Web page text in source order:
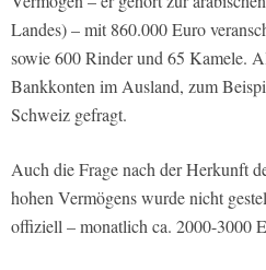
Landes) – mit 860.000 Euro
sowie 600 Rinder und 65 Kamele.
Bankkonten im Ausland, zum
Schweiz gefragt.
Auch die Frage nach der Herkunft
hohen Vermögens wurde nicht
offiziell – monatlich ca. 2000-3000